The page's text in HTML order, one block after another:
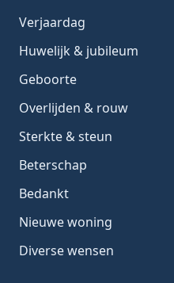
Verjaardag
Huwelijk & jubileum
Geboorte
Overlijden & rouw
Sterkte & steun
Beterschap
Bedankt
Nieuwe woning
Diverse wensen